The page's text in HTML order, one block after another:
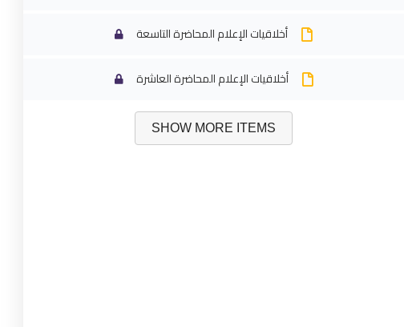
أخلاقيات الإعلام المحاضرة التاسعة
أخلاقيات الإعلام المحاضرة العاشرة
SHOW MORE ITEMS